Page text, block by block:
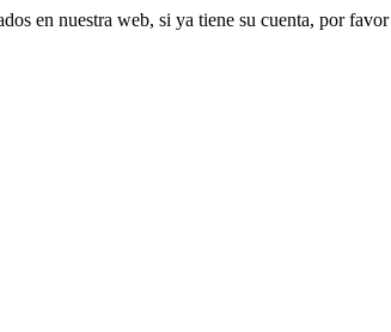
en nuestra web, si ya tiene su cuenta, por favor